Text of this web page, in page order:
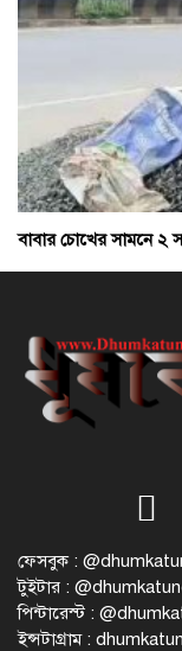
বাবার চোখের সামনে ২
ফেসবুক :
টুইটার :
পিন্টারেস্ট :
ইন্সটাগ্রাম :